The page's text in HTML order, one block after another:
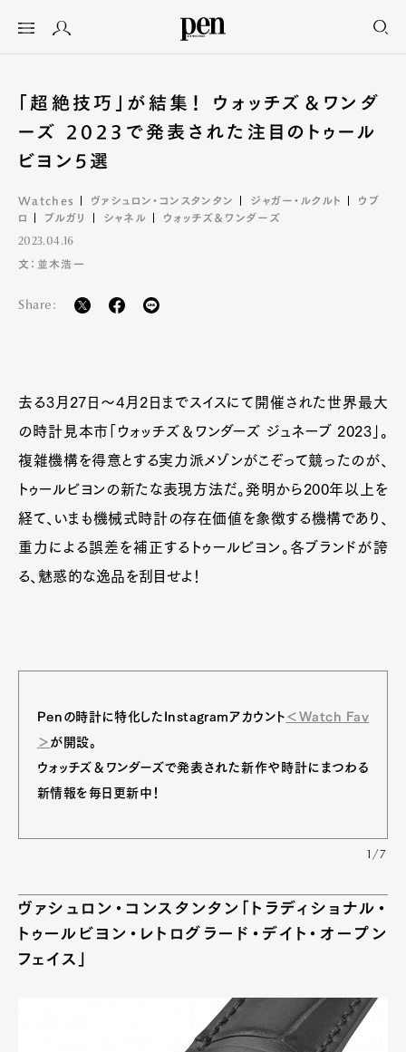
「超絶技巧」が結集！ ウォッチズ＆ワンダ
ーズ 2023で発表された注目のトゥール
ビヨン5選
Watches ヴァシュロン・コンスタンタン ジャガー・ルクルト
ウブ
ロ
ブルガリ シャネル ウォッチズ＆ワンダーズ
2023.04.16
文：並木浩一
Share:
去る3月27日〜4月2日までスイスにて開催された世界最大
の時計見本市「ウォッチズ＆ワンダーズ ジュネーブ 2023」。
複雑機構を得意とする実力派メゾンがこぞって競ったのが、
トゥールビヨンの新たな表現方法だ。発明から200年以上を
経て、いまも機械式時計の存在価値を象徴する機構であり、
重力による誤差を補正するトゥールビヨン。各ブランドが誇
る、魅惑的な逸品を刮目せよ！
Penの時計に特化したInstagramアカウント ＜Watch Fav
＞ が開設。
ウォッチズ＆ワンダーズで発表された新作や時計にまつわる
新情報を毎日更新中！
1/7
ヴァシュロン・コンスタンタン「トラディショナル・
トゥールビヨン・レトログラード・デイト・オープン
フェイス」